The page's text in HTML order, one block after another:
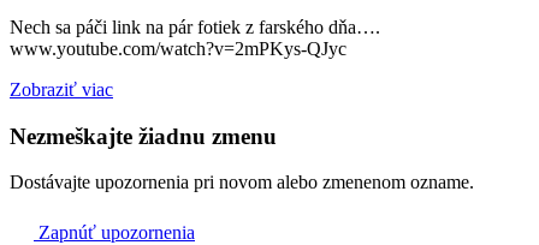
18:30
Nech sa páči link na pár fotiek z farského dňa….
www.youtube.com/watch?v=2mPKys-QJyc
Zobraziť viac
Nezmeškajte žiadnu zmenu
Dostávajte upozornenia pri novom alebo zmenenom ozname.
Zapnúť upozornenia